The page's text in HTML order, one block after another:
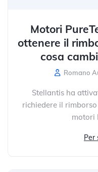
Motori
ottenere il
cosa
Romano
Stellantis ha
richiedere il
motori
Per